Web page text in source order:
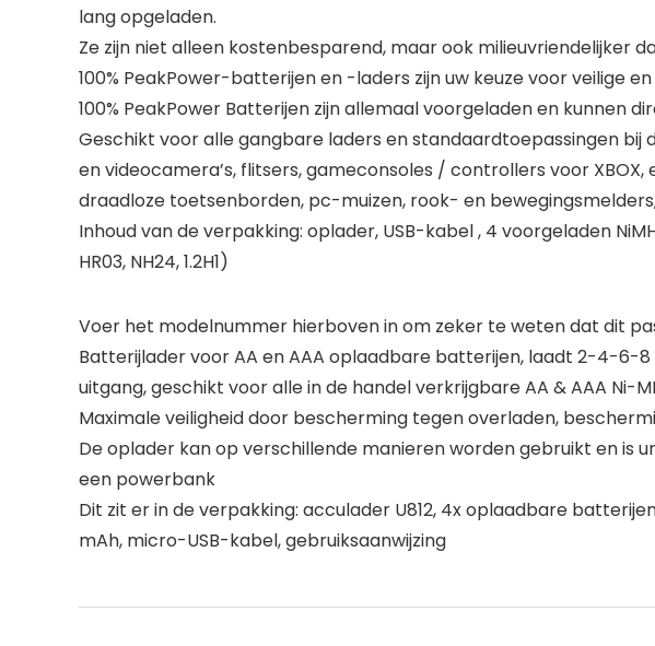
lang opgeladen.
Ze zijn niet alleen kostenbesparend, maar ook milieuvriendelijker
100% PeakPower-batterijen en -laders zijn uw keuze voor veilige
100% PeakPower Batterijen zijn allemaal voorgeladen en kunnen
Geschikt voor alle gangbare laders en standaardtoepassingen
en videocamera’s, flitsers, gameconsoles / controllers voor
draadloze toetsenborden, pc-muizen, rook- en
Inhoud van de verpakking: oplader, USB-kabel , 4 voorgeladen
HR03, NH24, 1.2H1)
Voer het modelnummer hierboven in om zeker te weten dat dit
Batterijlader voor AA en AAA oplaadbare batterijen, laadt 2-4-6-
uitgang, geschikt voor alle in de handel verkrijgbare AA & AAA Ni-
Maximale veiligheid door bescherming tegen overladen,
De oplader kan op verschillende manieren worden gebruikt en is
een powerbank
Dit zit er in de verpakking: acculader U812, 4x oplaadbare
mAh, micro-USB-kabel, gebruiksaanwijzing